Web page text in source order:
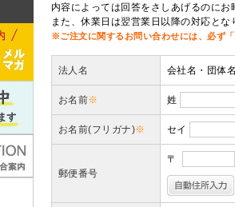
内容によっては回答をさしあげるのに
また、休業日は翌営業日以降の対応と
※ご注文に関するお問い合わせには、必ず
法人名 会社名・団体
お名前※ 姓
お名前(フリガナ)※ セイ
郵便番号
〒